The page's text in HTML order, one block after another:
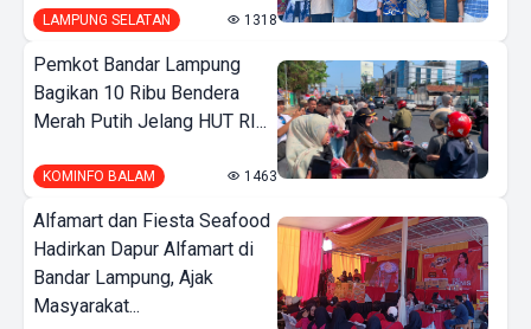
LAMPUNG SELATAN 1318
Pemkot Bandar Lampung
Bagikan 10 Ribu Bendera
Merah Putih Jelang HUT RI...
KOMINFO BALAM 1463
Alfamart dan Fiesta Seafood
Hadirkan Dapur Alfamart di
Bandar Lampung, Ajak
Masyarakat...